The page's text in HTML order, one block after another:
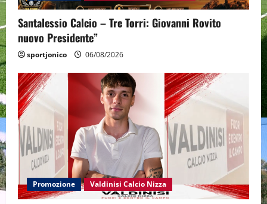
Santalessio Calcio – Tre Torri: Giovanni Rovito
nuovo Presidente”
sportjonico 06/08/2026
Promozione Valdinisi Calcio Nizza